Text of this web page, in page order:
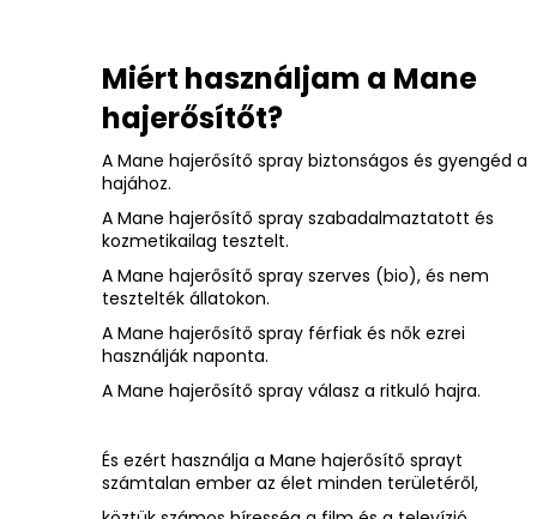
Miért használjam a Mane
hajerősítőt?
A Mane hajerősítő spray biztonságos és gyengéd a
hajához.
A Mane hajerősítő spray szabadalmaztatott és
kozmetikailag tesztelt.
A Mane hajerősítő spray szerves (bio), és nem
tesztelték állatokon.
A Mane hajerősítő spray férfiak és nők ezrei
használják naponta.
A Mane hajerősítő spray válasz a ritkuló hajra.
És ezért használja a Mane hajerősítő sprayt
számtalan ember az élet minden területéről,